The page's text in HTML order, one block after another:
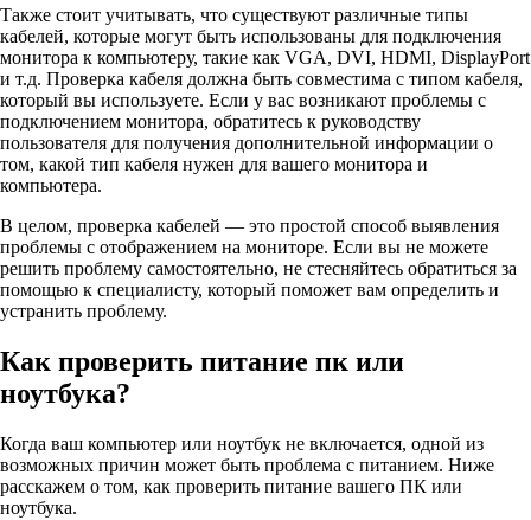
Также стоит учитывать, что существуют различные типы
кабелей, которые могут быть использованы для подключения
монитора к компьютеру, такие как VGA, DVI, HDMI, DisplayPort
и т.д. Проверка кабеля должна быть совместима с типом кабеля,
который вы используете. Если у вас возникают проблемы с
подключением монитора, обратитесь к руководству
пользователя для получения дополнительной информации о
том, какой тип кабеля нужен для вашего монитора и
компьютера.
В целом, проверка кабелей — это простой способ выявления
проблемы с отображением на мониторе. Если вы не можете
решить проблему самостоятельно, не стесняйтесь обратиться за
помощью к специалисту, который поможет вам определить и
устранить проблему.
Как проверить питание пк или
ноутбука?
Когда ваш компьютер или ноутбук не включается, одной из
возможных причин может быть проблема с питанием. Ниже
расскажем о том, как проверить питание вашего ПК или
ноутбука.